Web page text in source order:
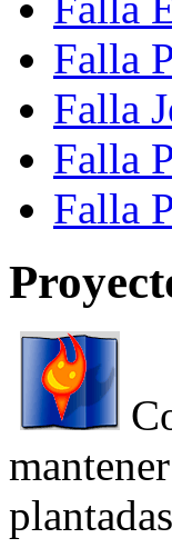
Falla
Falla
Falla
Falla